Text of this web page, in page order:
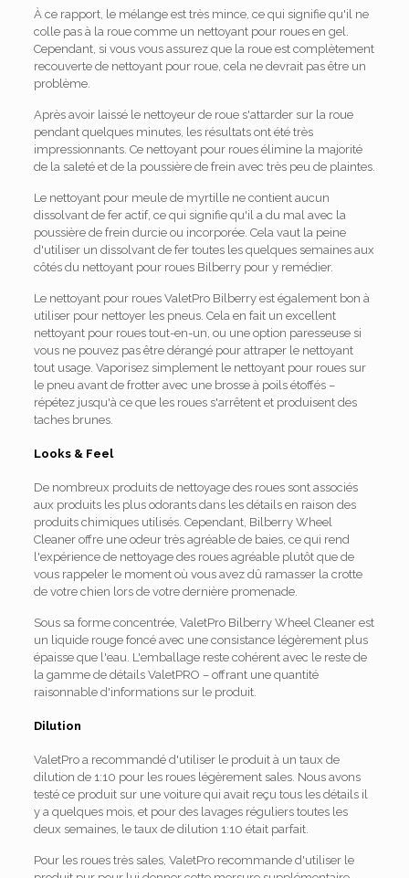
À ce rapport, le mélange est très mince, ce qui signifie qu'il ne
colle pas à la roue comme un nettoyant pour roues en gel.
Cependant, si vous vous assurez que la roue est complètement
recouverte de nettoyant pour roue, cela ne devrait pas être un
problème.
Après avoir laissé le nettoyeur de roue s'attarder sur la roue
pendant quelques minutes, les résultats ont été très
impressionnants. Ce nettoyant pour roues élimine la majorité
de la saleté et de la poussière de frein avec très peu de plaintes.
Le nettoyant pour meule de myrtille ne contient aucun
dissolvant de fer actif, ce qui signifie qu'il a du mal avec la
poussière de frein durcie ou incorporée. Cela vaut la peine
d'utiliser un dissolvant de fer toutes les quelques semaines aux
côtés du nettoyant pour roues Bilberry pour y remédier.
Le nettoyant pour roues ValetPro Bilberry est également bon à
utiliser pour nettoyer les pneus. Cela en fait un excellent
nettoyant pour roues tout-en-un, ou une option paresseuse si
vous ne pouvez pas être dérangé pour attraper le nettoyant
tout usage. Vaporisez simplement le nettoyant pour roues sur
le pneu avant de frotter avec une brosse à poils étoffés –
répétez jusqu'à ce que les roues s'arrêtent et produisent des
taches brunes.
Looks & Feel
De nombreux produits de nettoyage des roues sont associés
aux produits les plus odorants dans les détails en raison des
produits chimiques utilisés. Cependant, Bilberry Wheel
Cleaner offre une odeur très agréable de baies, ce qui rend
l'expérience de nettoyage des roues agréable plutôt que de
vous rappeler le moment où vous avez dû ramasser la crotte
de votre chien lors de votre dernière promenade.
Sous sa forme concentrée, ValetPro Bilberry Wheel Cleaner est
un liquide rouge foncé avec une consistance légèrement plus
épaisse que l'eau. L'emballage reste cohérent avec le reste de
la gamme de détails ValetPRO – offrant une quantité
raisonnable d'informations sur le produit.
Dilution
ValetPro a recommandé d'utiliser le produit à un taux de
dilution de 1:10 pour les roues légèrement sales. Nous avons
testé ce produit sur une voiture qui avait reçu tous les détails il
y a quelques mois, et pour des lavages réguliers toutes les
deux semaines, le taux de dilution 1:10 était parfait.
Pour les roues très sales, ValetPro recommande d'utiliser le